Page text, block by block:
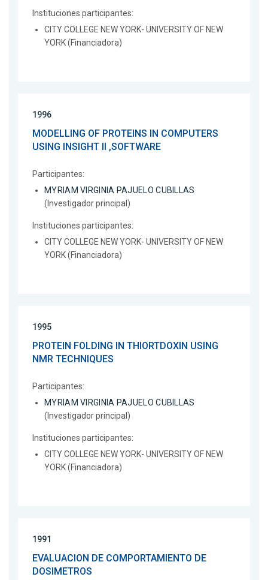
Instituciones participantes:
CITY COLLEGE NEW YORK- UNIVERSITY OF NEW
YORK (Financiadora)
1996
MODELLING OF PROTEINS IN COMPUTERS
USING INSIGHT II ,SOFTWARE
Participantes:
MYRIAM VIRGINIA PAJUELO CUBILLAS
(Investigador principal)
Instituciones participantes:
CITY COLLEGE NEW YORK- UNIVERSITY OF NEW
YORK (Financiadora)
1995
PROTEIN FOLDING IN THIORTDOXIN USING
NMR TECHNIQUES
Participantes:
MYRIAM VIRGINIA PAJUELO CUBILLAS
(Investigador principal)
Instituciones participantes:
CITY COLLEGE NEW YORK- UNIVERSITY OF NEW
YORK (Financiadora)
1991
EVALUACION DE COMPORTAMIENTO DE
DOSIMETROS